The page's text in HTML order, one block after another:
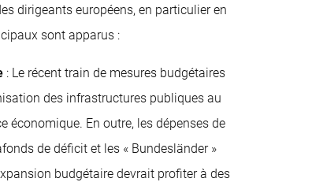
dirigeants européens, en particulier en
sont apparus :
: Le récent train de mesures budgétaires
des infrastructures publiques au
économique. En outre, les dépenses de
de déficit et les « Bundesländer »
budgétaire devrait profiter à des